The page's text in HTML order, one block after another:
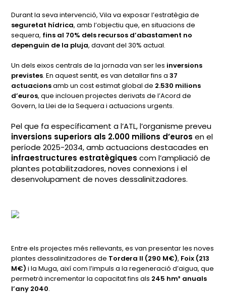
Durant la seva intervenció, Vila va exposar l’estratègia de
seguretat hídrica, amb l’objectiu que, en situacions de
sequera, fins al 70% dels recursos d’abastament no
depenguin de la pluja, davant del 30% actual.
Un dels eixos centrals de la jornada van ser les inversions
previstes. En aquest sentit, es van detallar fins a37
actuacionsamb un cost estimat global de 2.530 milions
d’euros, que inclouen projectes derivats de l’Acord de
Govern, la Llei de la Sequera i actuacions urgents.
Pel que fa específicament a l’ATL, l’organisme preveu
inversions superiors als 2.000 milions d’euros en el
període 2025-2034, amb actuacions destacades en
infraestructures estratègiques com l’ampliació de
plantes potabilitzadores, noves connexions i el
desenvolupament de noves dessalinitzadores.
Entre els projectes més rellevants, es van presentar les noves
plantes dessalinitzadores de Tordera II (290 M€), Foix (213
M€) i la Muga, així com l’impuls a la regeneració d’aigua, que
permetrà incrementar la capacitat fins als 245 hm³ anuals
l’any 2040.